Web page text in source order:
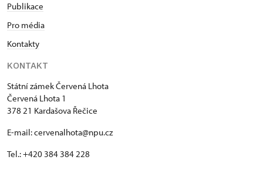
Publikace
Pro média
Kontakty
KONTAKT
Státní zámek Červená Lhota
Červená Lhota 1
378 21 Kardašova Řečice
E-mail: cervenalhota@npu.cz
Tel.: +420 384 384 228